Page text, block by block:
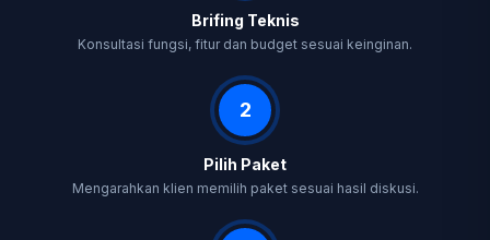
Brifing Teknis
Konsultasi fungsi, fitur dan budget sesuai keinginan.
2
Pilih Paket
Mengarahkan klien memilih paket sesuai hasil diskusi.